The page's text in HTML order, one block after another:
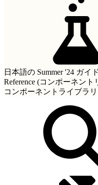
日本語の Summer '24 ガイ
Reference (コンポーネント
コンポーネントライブラリ